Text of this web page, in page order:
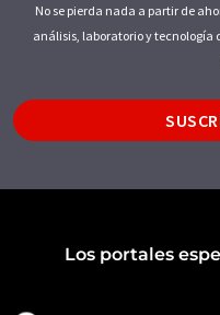
No se pierda nada a partir de
análisis, laboratorio y tecnología
Los portales